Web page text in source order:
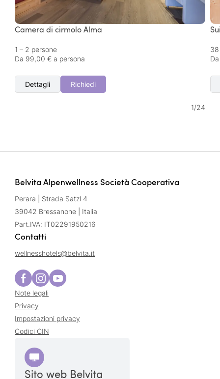
Camera di cirmolo Alma
1 – 2 persone
Da 99,00 € a persona
Dettagli Richiedi
38
1/24
Belvita Alpenwellness Società Cooperativa
Perara | Strada Satzl 4
39042 Bressanone | Italia
Part.IVA: IT02291950216
Contatti
wellnesshotels@belvita.it
Note legali
Privacy
Impostazioni privacy
Codici CIN
Sito web Belvita